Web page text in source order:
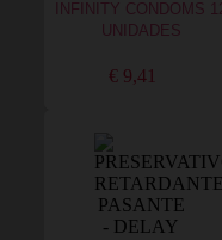
INFINITY CONDOMS
UNIDADES
€ 9,41